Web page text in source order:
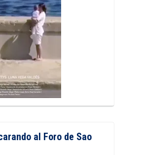
al Foro de Sao